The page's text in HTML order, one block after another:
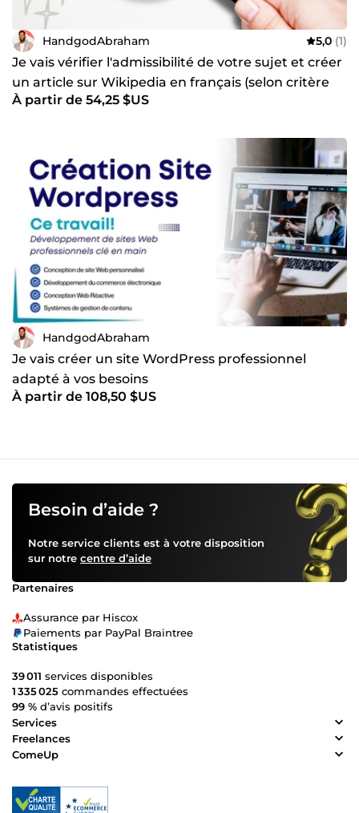
HandgodAbraham 5,0 (1)
Je vais vérifier l'admissibilité de votre sujet et créer
un article sur Wikipedia en français (selon critère
À partir de 54,25 $US
HandgodAbraham
Je vais créer un site WordPress professionnel
adapté à vos besoins
À partir de 108,50 $US
Besoin d’aide ?
Notre service clients est à votre disposition
sur notre centre d’aide
Partenaires
Assurance par Hiscox
Paiements par PayPal Braintree
Statistiques
39 011 services disponibles
1 335 025 commandes effectuées
99 % d’avis positifs
Services
Freelances
ComeUp